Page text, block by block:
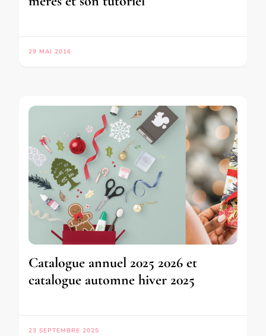
29 MAI 2016
Catalogue annuel 2025 2026 et
catalogue automne hiver 2025
23 SEPTEMBRE 2025